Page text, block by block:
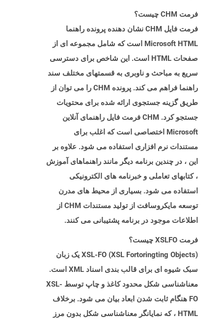
فرمت CHM چیست؟
فرمت فایل CHM نشان دهنده پرونده راهنما
Microsoft HTML است که شامل مجموعه ای از
صفحات HTML است. این شاخص برای دسترسی
سریع به مباحث و ناوبری به قسمتهای مختلف سند
راهنما فراهم می کند. پرونده CHM را می توان از
طریق گزینه جستجوی ارائه شده برای محتویات
جستجو کرد. CHM فرمت فایل راهنمای آنلاین
Microsoft اختصاصی است که اغلب برای
مستندات نرم افزاری استفاده می شود. علاوه بر
این ، در چندین برنامه دیگر مانند راهنماهای آموزش
، کتابهای تعاملی و خبرنامه های الکترونیکی
استفاده می شود. بسیاری از محیط های مدرن
توسعه مایکروسافت از تولید مستندات CHM از
اطلاعات موجود در برنامه پشتیبانی می کنند.
فرمت XSLFO چیست؟
XSL-FO (XSL Fortoringting Objects) یک زبان
سبک شیوه ای برای قالب بندی اسناد XML است.
معناشناسی شکل محدود کاغذ و چاپ توسط XSL-
FO هنگام ثابت شدن ابعاد بیان می شود. برخلاف
HTML ، که نمایانگر معناشناسی شکل بدون مرز